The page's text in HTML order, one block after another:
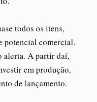
todos os itens,
potencial comercial.
alerta. A partir daí,
em produção,
de lançamento.